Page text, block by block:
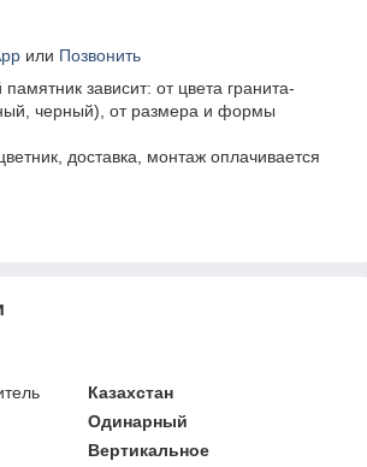
или Позвонить
зависит: от цвета гранита-
черный), от размера и формы
доставка, монтаж оплачивается
Казахстан
Одинарный
Вертикальное